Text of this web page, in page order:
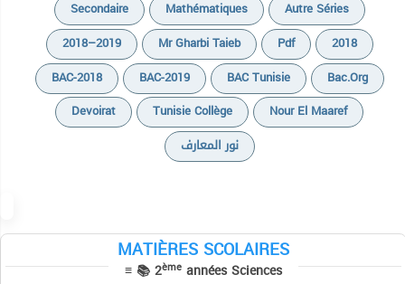
Secondaire Mathématiques
Autre Séries
2018–2019
Mr Gharbi Taieb Pdf
2018
BAC-2018
BAC-2019 BAC Tunisie
Bac.org
Devoirat
Tunisie Collège
Nour El Maaref
نور المعارف
MATIÈRES SCOLAIRES
≡ 📚 2ème années Sciences